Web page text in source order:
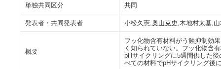
単独共同区分 共同
発表者・共同発表者 小松久憲,奥山克史 ,木地村太基,
概要
フッ化物含有材料がう蝕抑制効
く知られていない。フッ化物含
pHサイクリングに5週間供した
べての材料でpHサイクリング後